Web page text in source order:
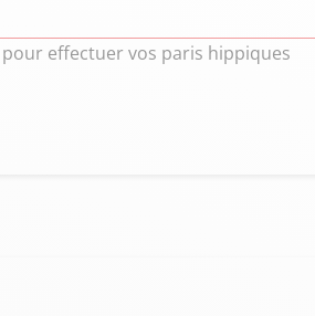
effectuer vos paris hippiques